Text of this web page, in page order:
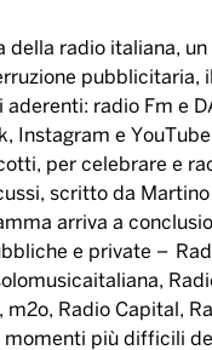
della radio italiana, un
pubblicitaria,
radio Fm e
Instagram e
per celebrare e
scritto da
arriva a
e private –
m2o, Radio Capital,
momenti più difficili